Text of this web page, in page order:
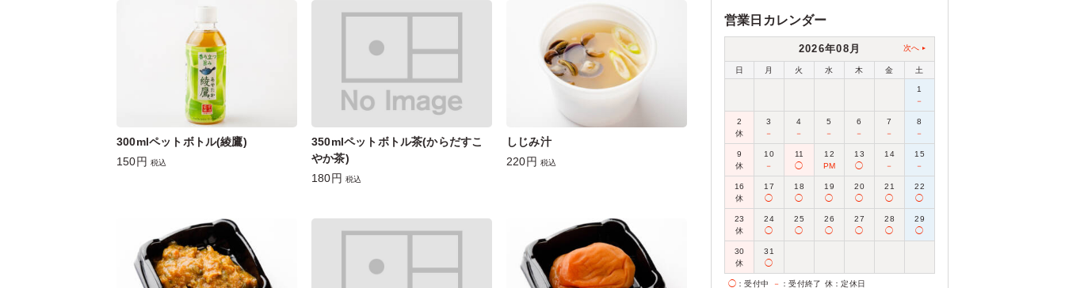
300mlペットボトル(綾鷹)
150円 税込
350mlペットボトル茶(からだすこ
やか茶)
180円 税込
しじみ汁
220円 税込
営業日カレンダー
2026年08月 次へ
日 月 火 水 木 金 土
1
－
2
休
3
－
4
－
5
－
6
－
7
－
8
－
9
休
10
－
11
◯
12
PM
13
◯
14
－
15
－
16
休
17
◯
18
◯
19
◯
20
◯
21
◯
22
◯
23
休
24
◯
25
◯
26
◯
27
◯
28
◯
29
◯
30
休
31
◯
◯ ：受付中 － ：受付終了 休 ：定休日